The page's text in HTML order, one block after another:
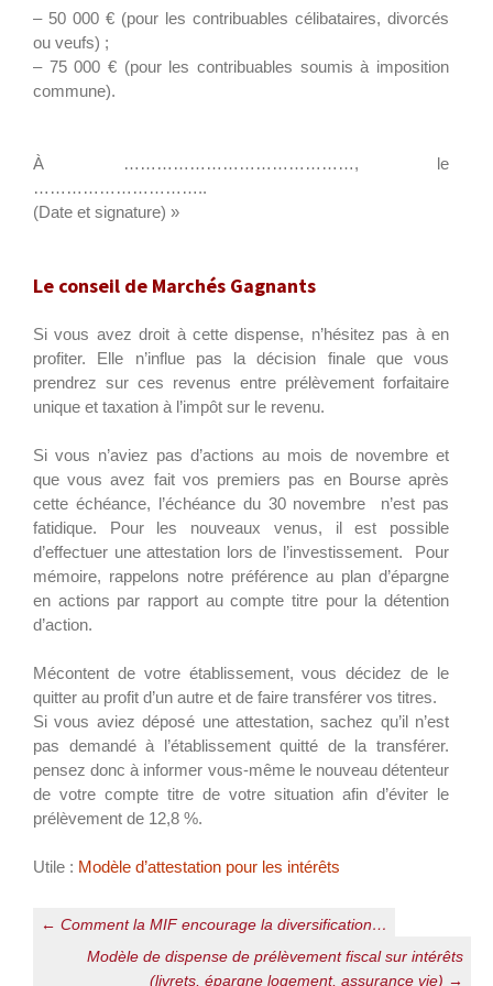
– 50 000 € (pour les contribuables célibataires, divorcés
ou veufs) ;
– 75 000 € (pour les contribuables soumis à imposition
commune).
À ……………………………………, le
…………………………..
(Date et signature) »
Le conseil de Marchés Gagnants
Si vous avez droit à cette dispense, n’hésitez pas à en
profiter. Elle n’influe pas la décision finale que vous
prendrez sur ces revenus entre prélèvement forfaitaire
unique et taxation à l’impôt sur le revenu.
Si vous n’aviez pas d’actions au mois de novembre et
que vous avez fait vos premiers pas en Bourse après
cette échéance, l’échéance du 30 novembre n’est pas
fatidique. Pour les nouveaux venus, il est possible
d’effectuer une attestation lors de l’investissement. Pour
mémoire, rappelons notre préférence au plan d’épargne
en actions par rapport au compte titre pour la détention
d’action.
Mécontent de votre établissement, vous décidez de le
quitter au profit d’un autre et de faire transférer vos titres.
Si vous aviez déposé une attestation, sachez qu’il n’est
pas demandé à l’établissement quitté de la transférer.
pensez donc à informer vous-même le nouveau détenteur
de votre compte titre de votre situation afin d’éviter le
prélèvement de 12,8 %.
Utile : Modèle d’attestation pour les intérêts
Navigation
← Comment la MIF encourage la diversification…
Modèle de dispense de prélèvement fiscal sur intérêts
(livrets, épargne logement, assurance vie) →